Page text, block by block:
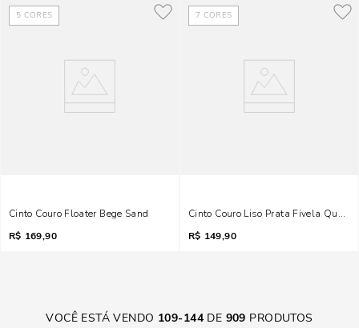
5 CORES
Cinto Couro Floater Bege Sand
R$ 169,90
7 CORES
Cinto Couro Liso Prata Fivela
R$ 149,90
VOCÊ ESTÁ VENDO 109-144 DE 909 PRODUTOS